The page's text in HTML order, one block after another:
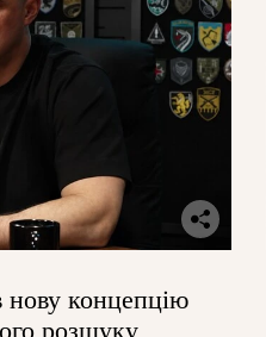
нову концепцію
розшуку